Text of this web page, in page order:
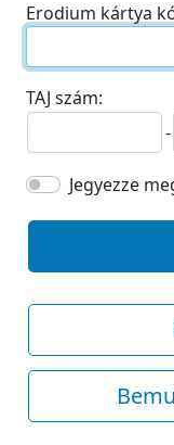
Erodium kártya
TAJ szám:
-
Jegyezze